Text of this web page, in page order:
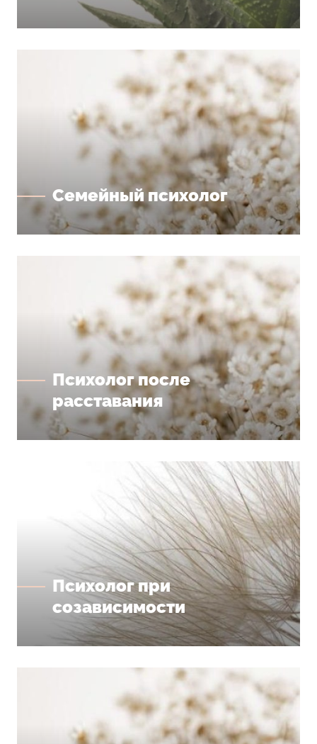
Семейный психолог
Психолог после
расставания
Психолог при
созависимости